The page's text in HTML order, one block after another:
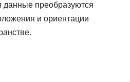
данные преобразуются
и ориентации